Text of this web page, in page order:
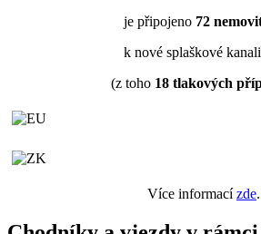
je připojeno 72
k nové splaškové
(z toho 18tlakových
Více informacízde.